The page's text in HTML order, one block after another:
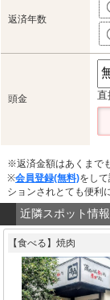
返済年数
頭金 直
※返済金額はあくまで
※会員登録(無料)をし
ションされとても便利
近隣スポット情報
【食べる】焼肉